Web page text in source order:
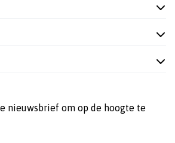
nieuwsbrief om op de hoogte te